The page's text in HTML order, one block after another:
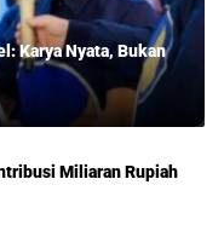
Karya Nyata, Bukan
Miliaran Rupiah